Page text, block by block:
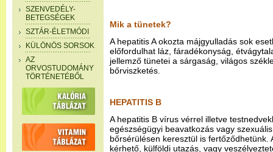
SZENVEDÉLY-
BETEGSÉGEK
SZTÁR-ÉLETMÓDI
KÜLÖNÖS SORSOK
AZ
ORVOSTUDOMÁNY
TÖRTÉNETÉBŐL
Mik a tünetek?
A hepatitis A okozta májgyulladás sok
előfordulhat láz, fáradékonyság,
jellemző tünetei a sárgaság, világos
bőrviszketés.
HEPATITIS B
A hepatitis B vírus vérrel illetve
egészségügyi beavatkozás vagy
bőrsérülésen keresztül is fertőződhetünk.
kérhető, külföldi utazás, vagy